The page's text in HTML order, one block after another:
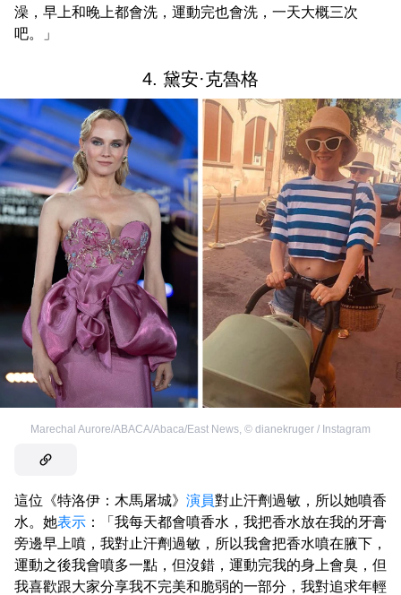
澡，早上和晚上都會洗，運動完也會洗，一天大概三次
吧。」
4. 黛安·克魯格
Marechal Aurore/ABACA/Abaca/East News © dianekruger / Instagram
這位《特洛伊：木馬屠城》 演員對止汗劑過敏，所以她噴香
水。她表示 ：「我每天都會噴香水，我把香水放在我的牙膏
旁邊早上噴，我對止汗劑過敏，所以我會把香水噴在腋下，
運動之後我會噴多一點，但沒錯，運動完我的身上會臭，但
我喜歡跟大家分享我不完美和脆弱的一部分，我對追求年輕